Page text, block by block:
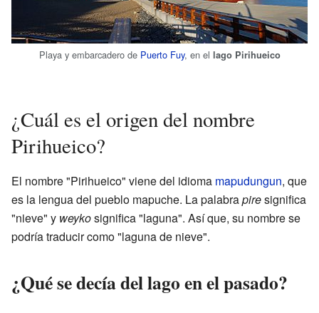
Playa y embarcadero de Puerto Fuy, en el lago Pirihueico
¿Cuál es el origen del nombre
Pirihueico?
El nombre "Pirihueico" viene del idioma mapudungun, que
es la lengua del pueblo mapuche. La palabrapiresignifica
"nieve" y weykosignifica "laguna". Así que, su nombre se
podría traducir como "laguna de nieve".
¿Qué se decía del lago en el pasado?